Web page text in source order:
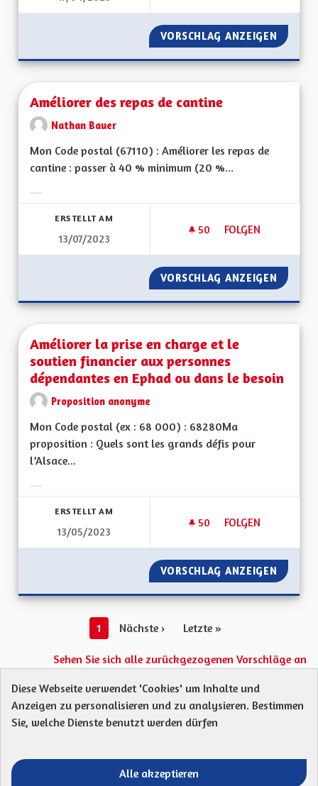
VORSCHLAG ANZEIGEN
Améliorer des repas de cantine
Nathan Bauer
Mon Code postal (67110) : Améliorer les repas de
cantine : passer à 40 % minimum (20 %...
ERSTELLT AM
13/07/2023
50 50 FOLLOWER
FOLGEN
AMÉLIORER DES
VORSCHLAG ANZEIGEN
Améliorer la prise en charge et le
soutien financier aux personnes
dépendantes en Ephad ou dans le besoin
Proposition anonyme
Mon Code postal (ex : 68 000) : 68280Ma
proposition : Quels sont les grands défis pour
l’Alsace...
ERSTELLT AM
13/05/2023
50 50 FOLLOWER
FOLGEN
AMÉLIORER LA
VORSCHLAG ANZEIGEN
1 Nächste › Letzte »
Sehen Sie sich alle zurückgezogenen Vorschläge an
Protection des Données
Charte de contribution
Mentions légales
Was sind Gremien?
Standardtitel für initiatives
Open Data Dateien herunterladen
Diese Webseite verwendet 'Cookies' um Inhalte und
Anzeigen zu personalisieren und zu analysieren. Bestimmen
Sie, welche Dienste benutzt werden dürfen
Alle akzeptieren